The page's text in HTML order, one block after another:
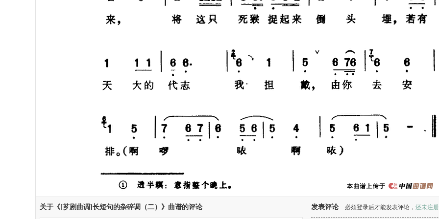
关于《[芗剧曲调]长短句的杂碎调（二）》曲谱的评论 发表评论 必须登录后才能发表评论， 还未注